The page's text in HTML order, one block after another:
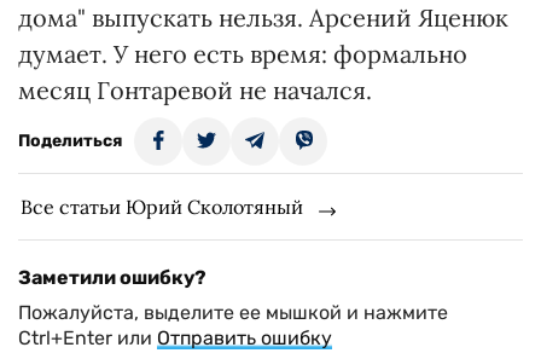
дома" выпускать нельзя. Арсений Яценюк
думает. У него есть время: формально
месяц Гонтаревой не начался.
Поделиться
Все статьи Юрий Сколотяный
Заметили ошибку?
Пожалуйста, выделите ее мышкой и нажмите
Ctrl+Enter или Отправить ошибку